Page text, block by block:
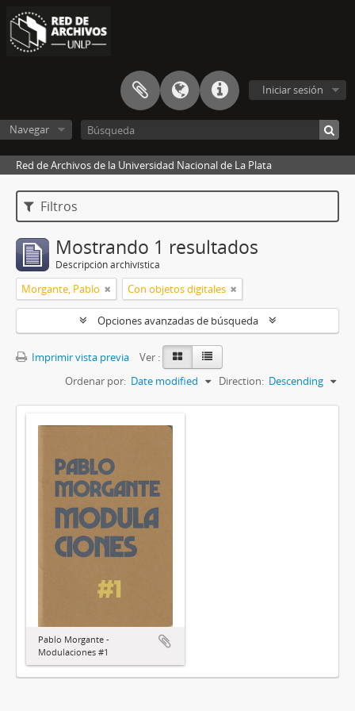
Iniciar sesión
Navegar
Red de Archivos de la Universidad Nacional de La Plata
Filtros
Mostrando 1 resultados
Descripción archivística
Morgante, Pablo Con objetos digitales
Opciones avanzadas de búsqueda
Imprimir vista previa
Ver :
Ordenar por: Date modified Direction: Descending
Pablo Morgante -
Modulaciones #1